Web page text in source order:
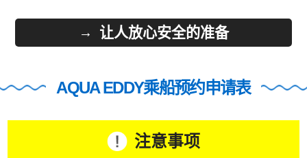
让人放心安全的准备
AQUA EDDY乘船预约申请表
注意事项